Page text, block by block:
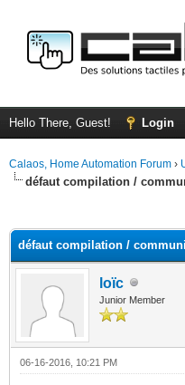
Hello There, Guest! Login
Calaos, Home Automation Forum ›
défaut compilation /
défaut compilation /
loïc
Junior Member
06-16-2016, 10:21 PM